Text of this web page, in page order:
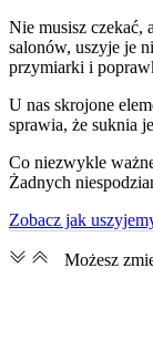
Nie musisz czekać,
salonów, uszyje je
przymiarki i
U nas skrojone
sprawia, że suknia
Co niezwykle
Żadnych
Zobacz jak
Możesz